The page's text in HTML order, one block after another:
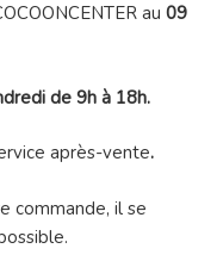
au 09
de 9h à 18h.
après-vente.
commande, il se